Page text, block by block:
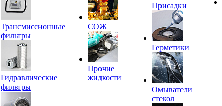
Трансмиссионные
фильтры
Гидравлические
фильтры
СОЖ
Прочие
жидкости
Присадки
Герметики
Омыватели
стекол